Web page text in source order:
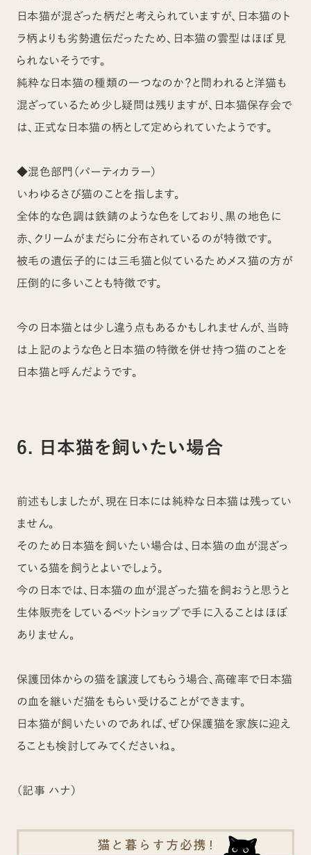
日本猫が混ざった柄だと考えられていますが、日本猫のト
ラ柄よりも劣勢遺伝だったため、日本猫の雲型はほぼ見
られないそうです。
純粋な日本猫の種類の一つなのか？と問われると洋猫も
混ざっているため少し疑問は残りますが、日本猫保存会で
は、正式な日本猫の柄として定められていたようです。
◆混色部門（パーティカラー）
いわゆるさび猫のことを指します。
全体的な色調は鉄錆のような色をしており、黒の地色に
赤、クリームがまだらに分布されているのが特徴です。
被毛の遺伝子的には三毛猫と似ているためメス猫の方が
圧倒的に多いことも特徴です。
今の日本猫とは少し違う点もあるかもしれませんが、当時
は上記のような色と日本猫の特徴を併せ持つ猫のことを
日本猫と呼んだようです。
6. 日本猫を飼いたい場合
前述もしましたが、現在日本には純粋な日本猫は残ってい
ません。
そのため日本猫を飼いたい場合は、日本猫の血が混ざっ
ている猫を飼うとよいでしょう。
今の日本では、日本猫の血が混ざった猫を飼おうと思うと
生体販売をしているペットショップで手に入ることはほぼ
ありません。
保護団体からの猫を譲渡してもらう場合、高確率で日本猫
の血を継いだ猫をもらい受けることができます。
日本猫が飼いたいのであれば、ぜひ保護猫を家族に迎え
ることも検討してみてくださいね。
（記事 ハナ）